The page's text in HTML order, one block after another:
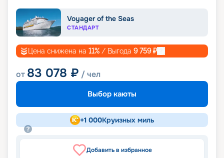
Voyager of the Seas
СТАНДАРТ
Цена снижена на 11% / Выгода 9 759₽
от 83 078 ₽ / чел
Выбор каюты
+1 000Круизных миль
Добавить в избранное